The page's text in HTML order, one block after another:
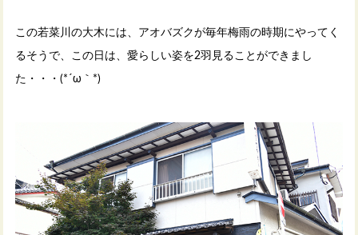
この若菜川の大木には、アオバズクが毎年梅雨の時期にやってく
るそうで、この日は、愛らしい姿を2羽見ることができまし
た・・・(*´ω｀*)